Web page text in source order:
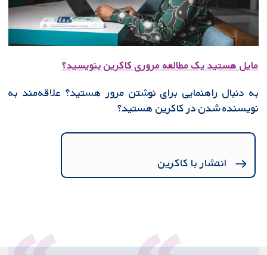
مایل هستید یک مطالعه مروری کاکرین بنویسید؟
به دنبال راهنمایی برای نوشتن مرور هستید؟ علاقه‌مند به
نویسنده شدن در کاکرین هستید؟
انتشار با کاکرین